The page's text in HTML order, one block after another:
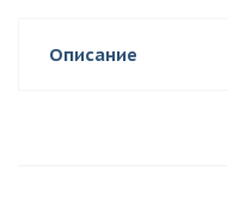
Описание